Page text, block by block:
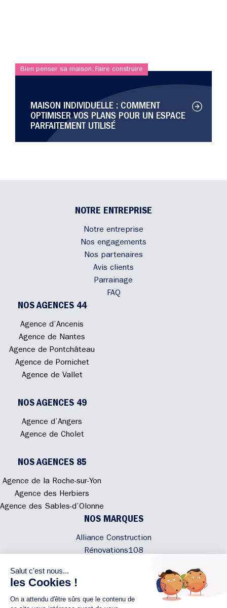
Bien penser sa maison, Faire construire
MAISON INDIVIDUELLE : COMMENT
OPTIMISER VOS PLANS POUR UN ESPACE
PARFAITEMENT UTILISÉ
NOTRE ENTREPRISE
Notre entreprise
Nos engagements
Nos partenaires
Avis clients
Parrainage
FAQ
NOS AGENCES 44
Agence d’Ancenis
Agence de Nantes
Agence de Pontchâteau
Agence de Pornichet
Agence de Vallet
NOS AGENCES 49
Agence d’Angers
Agence de Cholet
NOS AGENCES 85
Agence de la Roche-sur-Yon
Agence des Herbiers
Agence des Sables-d’Olonne
NOS MARQUES
Alliance Construction
Rénovations108
NOUS CONTACTER